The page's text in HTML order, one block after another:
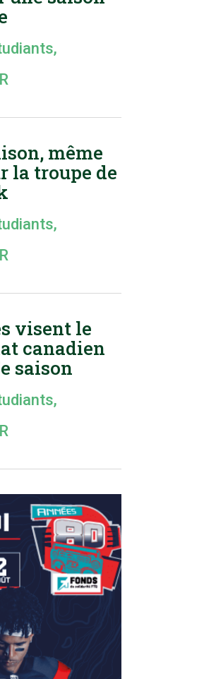
,
même
la troupe de
,
visent le
canadien
saison
,